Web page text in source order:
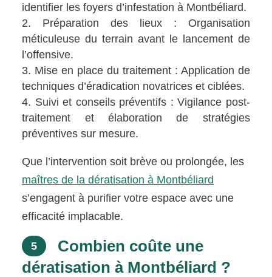
identifier les foyers d’infestation à Montbéliard.
Préparation des lieux : Organisation
méticuleuse du terrain avant le lancement de
l’offensive.
Mise en place du traitement : Application de
techniques d’éradication novatrices et ciblées.
Suivi et conseils préventifs : Vigilance post-
traitement et élaboration de stratégies
préventives sur mesure.
Que l’intervention soit brève ou prolongée, les
maîtres de la dératisation à Montbéliard
s’engagent à purifier votre espace avec une
efficacité implacable.
5
Combien coûte une
dératisation à Montbéliard ?